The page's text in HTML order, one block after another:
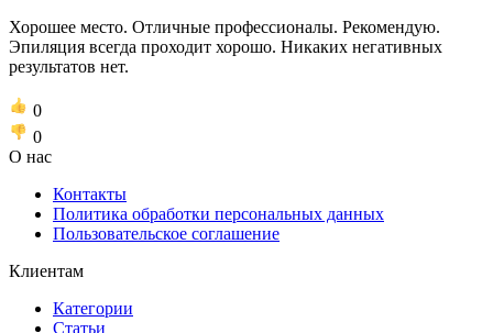
Хорошее место. Отличные профессионалы. Рекомендую.
Эпиляция всегда проходит хорошо. Никаких негативных
результатов нет.
0
0
О нас
Контакты
Политика обработки персональных данных
Пользовательское соглашение
Клиентам
Категории
Статьи